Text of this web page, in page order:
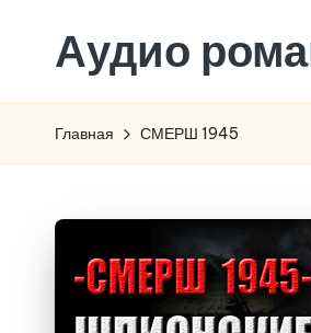
ПерейтиАудио
Главная СМЕРШ 1945